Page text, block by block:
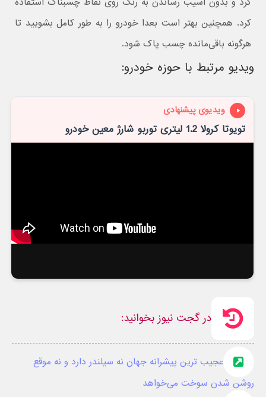
کرد. همچنین بهتر است بعدا خودرو را به طور کامل بشویید تا
هرگونه باقی‌مانده چسب پاک شود.
ویدیو مرتبط با حوزه خودرو:
ویدیوی پیشنهادی
تویوتا کرولا 1.2 لیتری توربو شارژ معین خودرو
در گجت نیوز بخوانید:
عجیب ترین پیشرانه جهان نه سیلندر دارد و نه موقع
روشن شدن سوخت می‌خواهد